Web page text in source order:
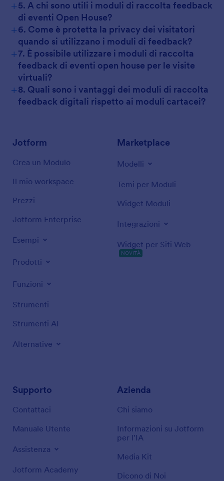
+5. A chi sono utili i moduli di raccolta feedback
di eventi Open House?
+6. Come è protetta la privacy dei visitatori
quando si utilizzano i moduli di feedback?
+7. È possibile utilizzare i moduli di raccolta
feedback di eventi open house per le visite
virtuali?
+8. Quali sono i vantaggi dei moduli di raccolta
feedback digitali rispetto ai moduli cartacei?
Jotform
Crea un Modulo
Il mio workspace
Prezzi
Jotform Enterprise
Esempi
Prodotti
Funzioni
Strumenti
Strumenti AI
Alternative
Marketplace
Modelli
Temi per Moduli
Widget Moduli
Integrazioni
Widget per Siti Web
NOVITÀ
Supporto
Contattaci
Manuale Utente
Assistenza
Jotform Academy
Azienda
Chi siamo
Informazioni su Jotform
per l'IA
Media Kit
Dicono di Noi